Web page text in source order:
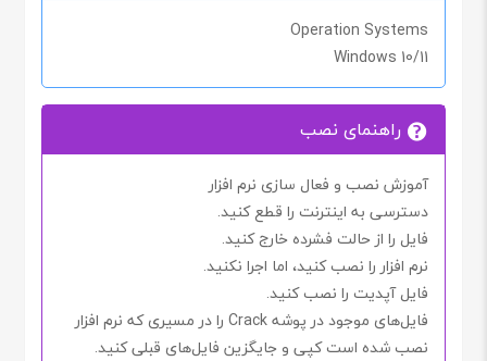
Operation Systems
Windows 10/11
راهنمای نصب
آموزش نصب و فعال سازی نرم افزار
دسترسی به اینترنت را قطع کنید.
فایل را از حالت فشرده خارج کنید.
نرم افزار را نصب کنید، اما اجرا نکنید.
فایل آپدیت را نصب کنید.
فایل‌های موجود در پوشهCrack را در مسیری که نرم افزار
نصب شده است کپی و جایگزین فایل‌های قبلی کنید.